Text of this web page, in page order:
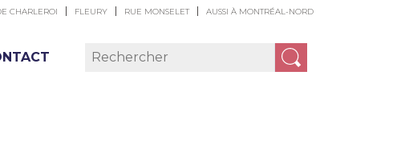
CHARLEROI FLEURY RUE MONSELET AUSSI À MONTRÉAL-NORD